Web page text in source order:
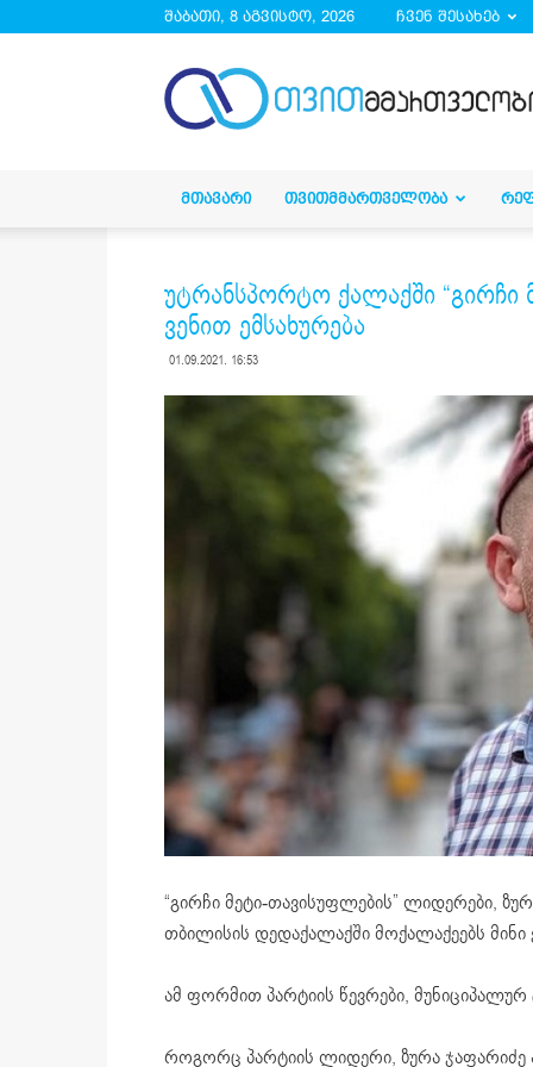
შაბათი, 8 აგვისტო, 2026 ჩვენ შესახებ
ᲛᲗᲐᲕᲐᲠᲘ ᲗᲕᲘᲗᲛᲛᲐᲠᲗᲕᲔᲚᲝᲑᲐ
უტრანსპორტო ქალაქში “გირჩი
ვენით ემსახურება
01.09.2021. 16:53
“გირჩი მეტი-თავისუფლების” ლიდერები,
თბილისის დედაქალაქში მოქალაქეებს
ამ ფორმით პარტიის წევრები,
როგორც პარტიის ლიდერი, ზურა ჯაფარიძე